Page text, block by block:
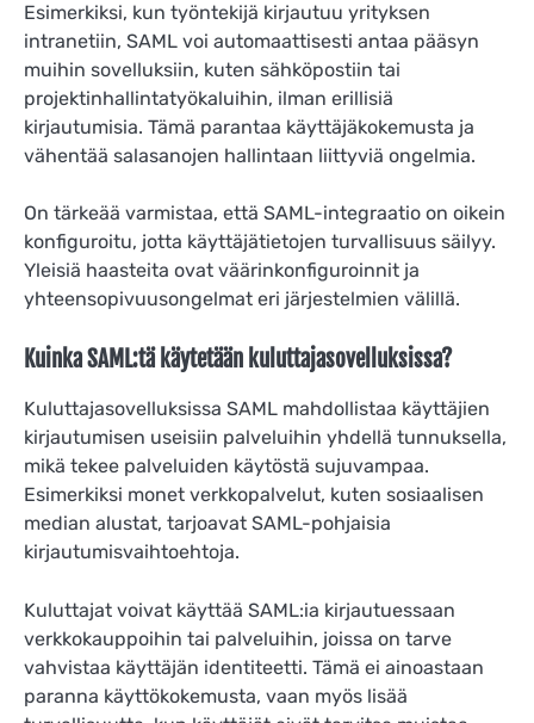
Esimerkiksi, kun työntekijä kirjautuu yrityksen
intranetiin, SAML voi automaattisesti antaa pääsyn
muihin sovelluksiin, kuten sähköpostiin tai
projektinhallintatyökaluihin, ilman erillisiä
kirjautumisia. Tämä parantaa käyttäjäkokemusta ja
vähentää salasanojen hallintaan liittyviä ongelmia.
On tärkeää varmistaa, että SAML-integraatio on oikein
konfiguroitu, jotta käyttäjätietojen turvallisuus säilyy.
Yleisiä haasteita ovat väärinkonfiguroinnit ja
yhteensopivuusongelmat eri järjestelmien välillä.
Kuinka SAML:tä käytetään kuluttajasovelluksissa?
Kuluttajasovelluksissa SAML mahdollistaa käyttäjien
kirjautumisen useisiin palveluihin yhdellä tunnuksella,
mikä tekee palveluiden käytöstä sujuvampaa.
Esimerkiksi monet verkkopalvelut, kuten sosiaalisen
median alustat, tarjoavat SAML-pohjaisia
kirjautumisvaihtoehtoja.
Kuluttajat voivat käyttää SAML:ia kirjautuessaan
verkkokauppoihin tai palveluihin, joissa on tarve
vahvistaa käyttäjän identiteetti. Tämä ei ainoastaan
paranna käyttökokemusta, vaan myös lisää